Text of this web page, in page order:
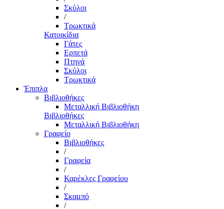
Σκύλοι
/
Τρωκτικά
Κατοικίδια
Γάτες
Ερπετά
Πτηνά
Σκύλοι
Τρωκτικά
Έπιπλα
Βιβλιοθήκες
Μεταλλική Βιβλιοθήκη
Βιβλιοθήκες
Μεταλλική Βιβλιοθήκη
Γραφείο
Βιβλιοθήκες
/
Γραφεία
/
Καρέκλες Γραφείου
/
Σκαμπό
/